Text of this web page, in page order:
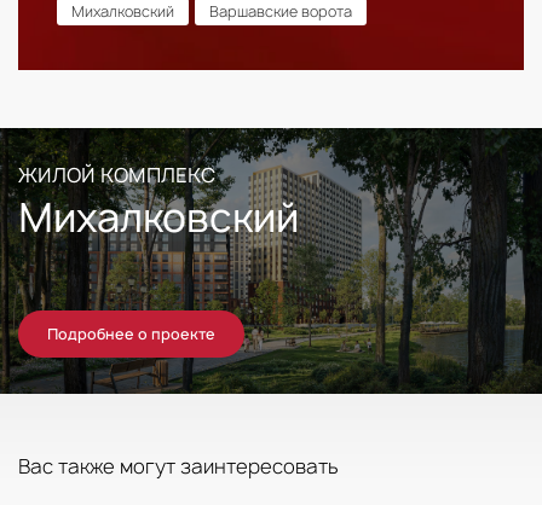
Михалковский
Варшавские ворота
ЖИЛОЙ КОМПЛЕКС
Михалковский
Подробнее о проекте
Вас также могут заинтересовать